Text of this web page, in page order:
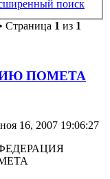
поиск
Страница 1 из 1
ПОМЕТА
16, 2007 19:06:27